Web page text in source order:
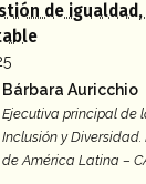
de
Bárbara Auricchio
Ejecutiva principal de
Inclusión y
de América Latina –